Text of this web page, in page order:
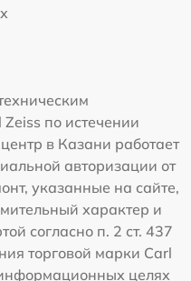
по истечении
в Казани работает
авторизации от
указанные на сайте,
характер и
согласно п. 2 ст. 437
торговой марки Carl
целях